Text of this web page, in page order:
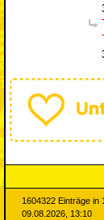
1604322 Einträge in
09.08.2026, 13:10